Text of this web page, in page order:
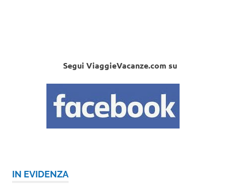
Segui ViaggieVacanze.com su
IN EVIDENZA